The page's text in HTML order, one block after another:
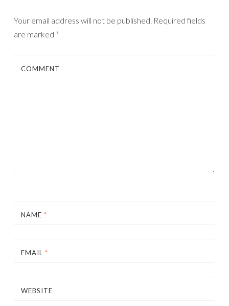
Your email address will not be published. Required fields
are marked *
COMMENT
NAME *
EMAIL *
WEBSITE